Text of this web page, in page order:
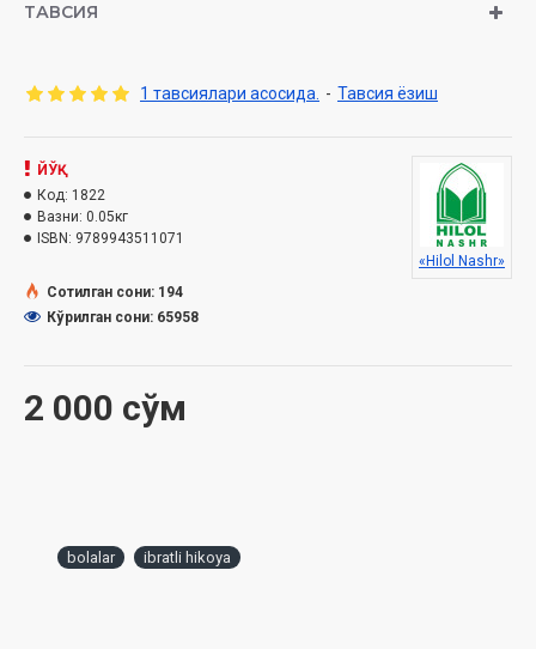
Sana:2018-yil
ISBN: 978-9943-5110-7-1
ТАВСИЯ
1 тавсиялари асосида. - Тавсия ёзиш
2 000 сўм
ЙЎҚ
Код: 1822
Вазни: 0.05кг
ISBN: 9789943511071
«Hilol Nashr»
Сотилган сони: 194
Кўрилган сони: 65958
bolalar ibratli hikoya